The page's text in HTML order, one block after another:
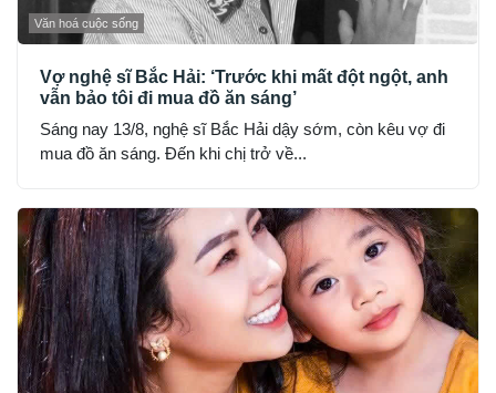
Văn hoá cuộc sống
Vợ nghệ sĩ Bắc Hải: ‘Trước khi mất đột ngột, anh
vẫn bảo tôi đi mua đồ ăn sáng’
Sáng nay 13/8, nghệ sĩ Bắc Hải dậy sớm, còn kêu vợ đi
mua đồ ăn sáng. Đến khi chị trở về...